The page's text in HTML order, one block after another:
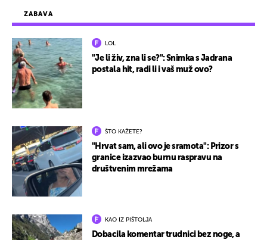
ZABAVA
LOL
"Je li živ, zna li se?": Snimka s Jadrana
postala hit, radi li i vaš muž ovo?
ŠTO KAŽETE?
"Hrvat sam, ali ovo je sramota": Prizor s
granice izazvao burnu raspravu na
društvenim mrežama
KAO IZ PIŠTOLJA
Dobacila komentar trudnici bez noge, a